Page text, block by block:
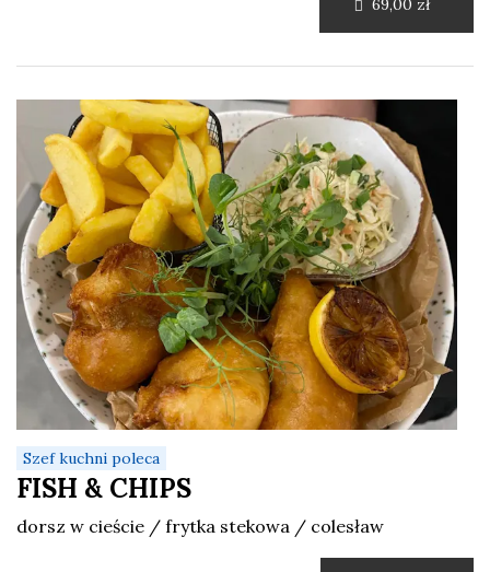
Szef kuchni poleca
FISH & CHIPS
dorsz w cieście / frytka stekowa / colesław